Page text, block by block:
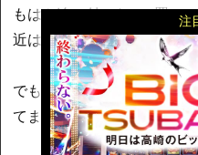
注
もはや追い付かない&置い
近は時間もとれず好きな台
でも振り返ってみたら、そ
てました。